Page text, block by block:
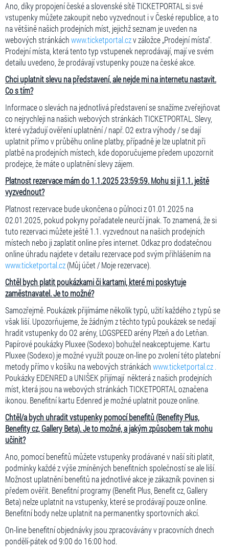
Ano, díky propojení české a slovenské sítě TICKETPORTAL si své
vstupenky můžete zakoupit nebo vyzvednout i v České republice, a to
na většině našich prodejních míst, jejichž seznam je uveden na
webových stránkáchwww.ticketportal.czv záložce „Prodejní místa“.
Prodejní místa, která tento typ vstupenek neprodávají, mají ve svém
detailu uvedeno, že prodávají vstupenky pouze na české akce.
Chci uplatnit slevu na představení, ale nejde mi na internetu nastavit.
Co s tím?
Informace o slevách na jednotlivá představení se snažíme zveřejňovat
co nejrychleji na našich webových stránkách TICKETPORTAL. Slevy,
které vyžadují ověření uplatnění / např. O2 extra výhody / se dají
uplatnit přímo v průběhu online platby, případně je lze uplatnit při
platbě na prodejních místech, kde doporučujeme předem upozornit
prodejce, že máte o uplatnění slevy zájem.
Platnost rezervace mám do 1.1.2025 23:59:59. Mohu si ji 1.1. ještě
vyzvednout?
Platnost rezervace bude ukončena o půlnoci z 01.01.2025 na
02.01.2025, pokud pokyny pořadatele neurčí jinak. To znamená, že si
tuto rezervaci můžete ještě 1.1. vyzvednout na našich prodejních
místech nebo ji zaplatit online přes internet. Odkaz pro dodatečnou
online úhradu najdete v detailu rezervace pod svým přihlášením na
www.ticketportal.cz(Můj účet / Moje rezervace).
Chtěl bych platit poukázkami či kartami, které mi poskytuje
zaměstnavatel. Je to možné?
Samozřejmě. Poukázek přijímáme několik typů, užití každého z typů se
však liší. Upozorňujeme, že žádným z těchto typů poukázek se nedají
hradit vstupenky do O2 arény, LOGSPEED arény Plzeň a do Letňan.
Papírové poukázky Pluxee (Sodexo) bohužel neakceptujeme. Kartu
Pluxee (Sodexo) je možné využít pouze on-line po zvolení této platební
metody přímo v košíku na webových stránkáchwww.ticketportal.cz .
Poukázky EDENRED a UNIŠEK přijímají některá z našich prodejních
míst, která jsou na webových stránkách TICKETPORTAL označena
ikonou. Benefitní kartu Edenred je možné uplatnit pouze online.
Chtěl/a bych uhradit vstupenky pomocí benefitů (Benefity Plus,
Benefity cz, Gallery Beta). Je to možné, a jakým způsobem tak mohu
učinit?
Ano, pomocí benefitů můžete vstupenky prodávané v naší síti platit,
podmínky každé z výše zmíněných benefitních společností se ale liší.
Možnost uplatnění benefitů na jednotlivé akce je zákazník povinen si
předem ověřit. Benefitní programy (Benefit Plus, Benefit cz, Gallery
Beta) nelze uplatnit na vstupenky, které se prodávají pouze online.
Benefitní body nelze uplatnit na permanentky sportovních akcí.
On-line benefitní objednávky jsou zpracovávány v pracovních dnech
pondělí-pátek od 9:00 do 16:00 hod.